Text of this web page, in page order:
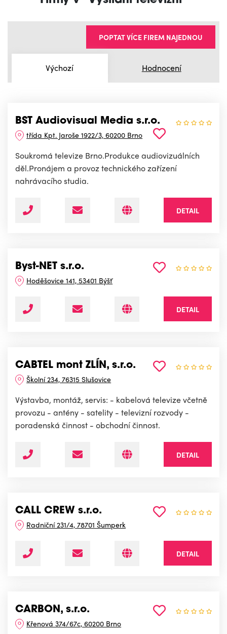
Výchozí Hodnocení
POPTAT VÍCE FIREM NAJEDNOU
BST Audiovisual Media s.r.o.
třída Kpt. Jaroše 1922/3, 60200 Brno
Soukromá televize Brno.Produkce audiovizuálních
děl.Pronájem a provoz technického zařízení
nahrávacího studia.
DETAIL
Byst-NET s.r.o.
Hoděšovice 141, 53401 Býšť
DETAIL
CABTEL mont ZLÍN, s.r.o.
Školní 234, 76315 Slušovice
Výstavba, montáž, servis: - kabelová televize včetně
provozu - antény - satelity - televizní rozvody -
poradenská činnost - obchodní činnost.
DETAIL
CALL CREW s.r.o.
Radniční 231/4, 78701 Šumperk
DETAIL
CARBON, s.r.o.
Křenová 374/67c, 60200 Brno